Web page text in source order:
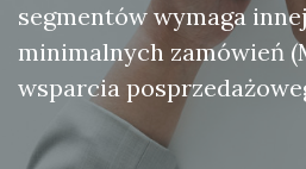
segmentów wymaga
minimalnych zamówień
wsparcia